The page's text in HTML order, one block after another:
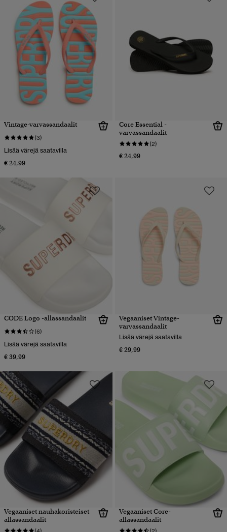
Vintage-varvassandaalit
(3)
Lisää värejä saatavilla
€ 24,99
Core Essential -
varvassandaalit
(2)
€ 24,99
CODE Logo -allassandaalit
(6)
Lisää värejä saatavilla
€ 39,99
Vegaaniset Vintage-
varvassandaalit
Lisää värejä saatavilla
€ 29,99
Vegaaniset nauhakoristeiset
allassandaalit
Vegaaniset Core-
allassandaalit